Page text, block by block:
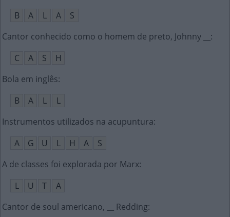
B
A L A
S
Cantor conhecido como o homem de preto, Johnny __ :
C
A S
H
Bola em inglês:
B
A L
L
Instrumentos utilizados na acupuntura:
A
G U L H A
S
A de classes foi explorada por Marx:
L
U T
A
Cantor de soul americano, __ Redding: